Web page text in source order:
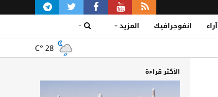
آراء انفوجرافيك المزيد
C° 28
الأكثر قراءة